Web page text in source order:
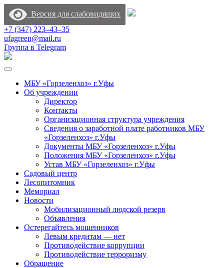
Версия для слабовидящих
+7 (347) 223‒43‒35
ufagreen@mail.ru
Группа в Telegram
МБУ «Горзеленхоз» г.Уфы
Об учреждении
Директор
Контакты
Организационная структура учреждения
Сведения о заработной плате работников МБУ
«Горзеленхоз» г.Уфы
Документы МБУ «Горзеленхоз» г.Уфы
Положения МБУ «Горзеленхоз» г.Уфы
Устав МБУ «Горзеленхоз» г.Уфы
Садовый центр
Лесопитомник
Мемориал
Новости
Мобилизационный людской резерв
Объявления
Остерегайтесь мошенников
Левым кредитам — нет
Противодействие коррупции
Противодействие терроризму
Обращение